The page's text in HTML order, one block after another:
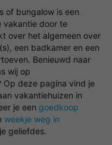
of bungalow is een
vakantie door te
over het algemeen over
een badkamer en een
Benieuwd naar
wij op
Op deze pagina vind je
vakantiehuizen in
je een goedkoop
weekje weg in
geliefdes.